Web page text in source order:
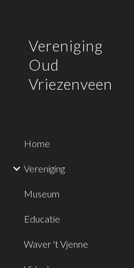
Vereniging
Oud
Vriezenveen
Home
Vereniging
Museum
Educatie
Waver 't Vjenne